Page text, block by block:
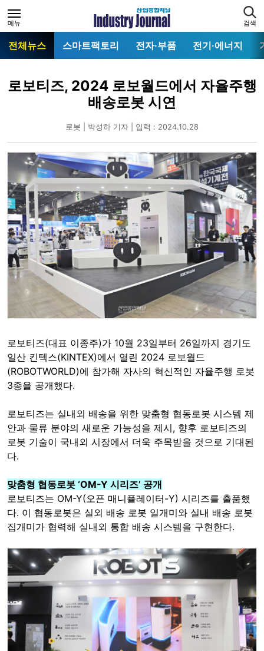
메뉴 검색
전체뉴스 스마트팩토리 전자·부품 전기·에너지
로보티즈, 2024 로보월드에서 자율주행
배송로봇 시연
로봇 | 박성하 기자 | 입력 : 2024.10.28
로보티즈(대표 이종주)가 10월 23일부터 26일까지 경기도
일산 킨텍스(KINTEX)에서 열린 2024 로보월드
(ROBOTWORLD)에 참가해 자사의 혁신적인 자율주행 로봇
3종을 공개했다.
로보티즈는 실내외 배송을 위한 맞춤형 협동로봇 시스템 제
안과 물류 분야의 새로운 가능성을 제시, 향후 로보티즈의
로봇 기술이 국내외 시장에서 더욱 주목받을 것으로 기대된
다.
맞춤형 협동로봇 ‘OM-Y 시리즈’ 공개
로보티즈는 OM-Y(오픈 매니퓰레이터-Y) 시리즈를 출품했
다. 이 협동로봇은 실외 배송 로봇 일개미와 실내 배송 로봇
집개미가 협력해 실내외 통합 배송 시스템을 구현한다.